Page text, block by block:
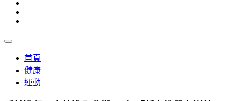
首頁
健康
運動